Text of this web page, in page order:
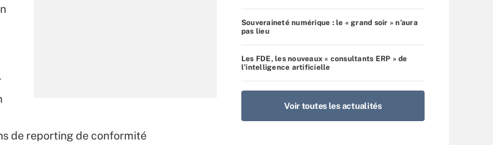
de reporting de conformité
Souveraineté numérique : le « grand soir » n’aura
pas lieu
Les FDE, les nouveaux « consultants ERP » de
l’intelligence artificielle
Voir toutes les actualités